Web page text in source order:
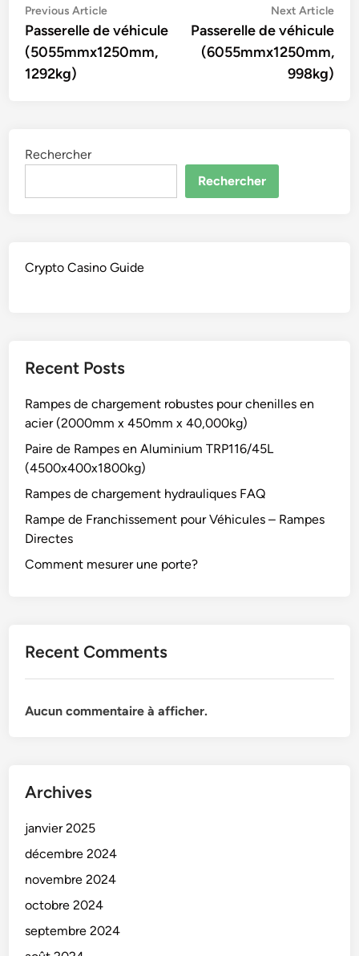
Navigation
de
l’article
Previous ArticlePrevious
article:
Passerelle de véhicule
(5055mmx1250mm,
1292kg)
Next Article
Passerelle de véhicule
(6055mmx1250mm,
998kg)
Rechercher
Rechercher
Crypto Casino Guide
Recent Posts
Rampes de chargement robustes pour chenilles en
acier (2000mm x 450mm x 40,000kg)
Paire de Rampes en Aluminium TRP116/45L
(4500x400x1800kg)
Rampes de chargement hydrauliques FAQ
Rampe de Franchissement pour Véhicules – Rampes
Directes
Comment mesurer une porte?
Recent Comments
Aucun commentaire à afficher.
Archives
janvier 2025
décembre 2024
novembre 2024
octobre 2024
septembre 2024